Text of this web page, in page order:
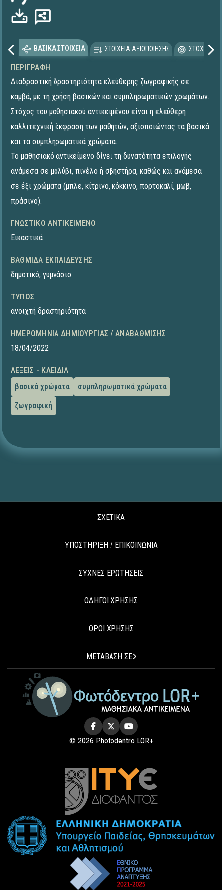
ΒΑΣΙΚΑ ΣΤΟΙΧΕΙΑ ΣΤΟΙΧΕΙΑ ΑΞΙΟΠΟΙΗΣΗΣ
ΠΕΡΙΓΡΑΦΉ
Διαδραστική δραστηριότητα ελεύθερης ζωγραφικής σε
καμβά, με τη χρήση βασικών και συμπληρωματικών χρωμάτων.
Στόχος του μαθησιακού αντικειμένου είναι η ελεύθερη
καλλιτεχνική έκφραση των μαθητών, αξιοποιώντας τα βασικά
και τα συμπληρωματικά χρώματα.
Το μαθησιακό αντικείμενο δίνει τη δυνατότητα επιλογής
ανάμεσα σε μολύβι, πινέλο ή σβηστήρα, καθώς και ανάμεσα
σε έξι χρώματα (μπλε, κίτρινο, κόκκινο, πορτοκαλί, μωβ,
πράσινο).
ΓΝΩΣΤΙΚΌ ΑΝΤΙΚΕΊΜΕΝΟ
Εικαστικά
ΒΑΘΜΊΔΑ ΕΚΠΑΊΔΕΥΣΗΣ
δημοτικό, γυμνάσιο
ΤΎΠΟΣ
ανοιχτή δραστηριότητα
ΗΜΕΡΟΜΗΝΊΑ ΔΗΜΙΟΥΡΓΊΑΣ / ΑΝΑΒΆΘΜΙΣΗΣ
18/04/2022
ΛΈΞΕΙΣ - ΚΛΕΙΔΙΆ
βασικά χρώματα
συμπληρωματικά χρώματα
ζωγραφική
ΣΧΕΤΙΚΑ
ΥΠΟΣΤΗΡΙΞΗ / ΕΠΙΚΟΙΝΩΝΙΑ
ΣΥΧΝΕΣ ΕΡΩΤΗΣΕΙΣ
ΟΔΗΓΟΙ ΧΡΗΣΗΣ
ΟΡΟΙ ΧΡΗΣΗΣ
ΜΕΤΑΒΑΣΗ ΣΕ
© 2026 Photodentro LOR+